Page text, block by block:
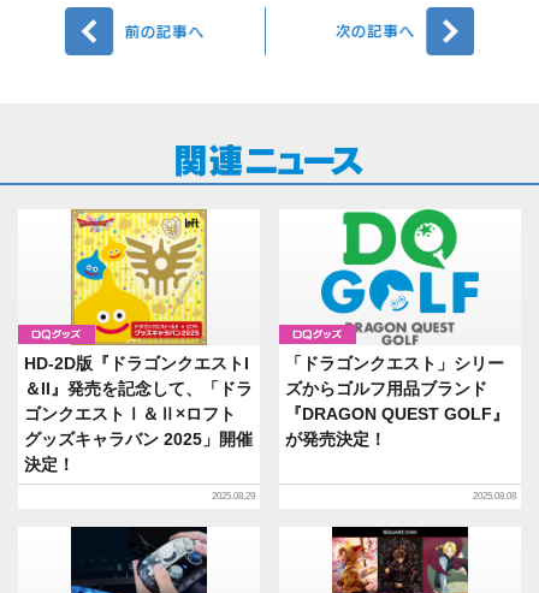
グッズ
HD-2D版『ドラゴンクエストI
＆II』発売を記念して、「ドラ
ゴンクエストⅠ＆Ⅱ×ロフト
グッズキャラバン 2025」開催
決定！
2025.08.29
グッズ
「ドラゴンクエスト」シリー
ズからゴルフ用品ブランド
『DRAGON QUEST GOLF』
が発売決定！
2025.08.08